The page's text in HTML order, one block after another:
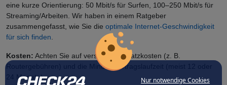
Nur notwendige Cookies
eine kurze Orientierung: 50 Mbit/s für Surfen, 100–250 Mbit/s für
Streaming/Arbeiten. Wir haben in einem Ratgeber
zusammengefasst, wie Sie die optimale Internet-Geschwindigkeit
für sich finden
Kosten: Achten Sie auf versteckte Zusatzkosten (z. B.
Routergebühren) und die Mindestvertragslaufzeit (meist 12 oder
24 Monate).